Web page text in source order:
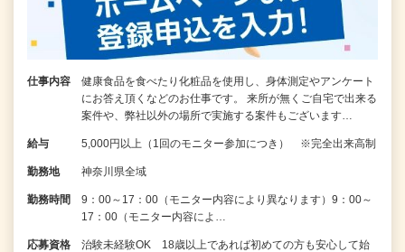
仕事内容
健康食品を食べたり化粧品を使用し、身体測定やアンケート
にお答え頂くなどのお仕事です。 来所が無くご自宅で出来る
案件や、弊社以外の場所で実施する案件もございます…
給与 5,000円以上（1回のモニター参加につき） ※完全出来高制
勤務地 神奈川県全域
勤務時間
9：00～17：00（モニター内容により異なります）9：00～
17：00（モニター内容によ…
応募資格
治験未経験OK 18歳以上であれば初めての方も安心して始